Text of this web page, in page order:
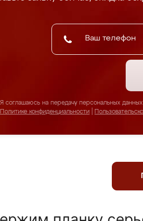
Я соглашаюсь на передачу персональных
Политике конфиденциальности